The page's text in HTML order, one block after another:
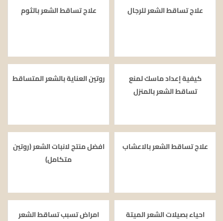
علاج تساقط الشعر للرجال علاج تساقط الشعر بالثوم
كيفية إعداد ماسك لمنع
تساقط الشعر بالمنزل
روتين العناية بالشعر المتساقط
علاج تساقط الشعر بالاعشاب
افضل منتج لانبات الشعر (روتين
متكامل)
احياء بصيلات الشعر الميتة امراض تسبب تساقط الشعر